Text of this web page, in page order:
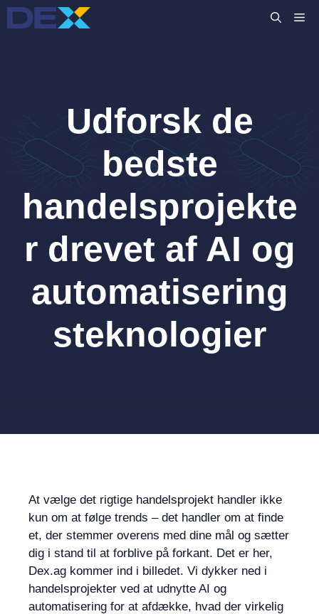
Hop
til
Udforsk de
bedste
handelsprojekte
r drevet af AI og
automatisering
steknologier
At vælge det rigtige handelsprojekt handler ikke
kun om at følge trends – det handler om at finde
et, der stemmer overens med dine mål og sætter
dig i stand til at forblive på forkant. Det er her,
Dex.ag kommer ind i billedet. Vi dykker ned i
handelsprojekter ved at udnytte AI og
automatisering for at afdække, hvad der virkelig